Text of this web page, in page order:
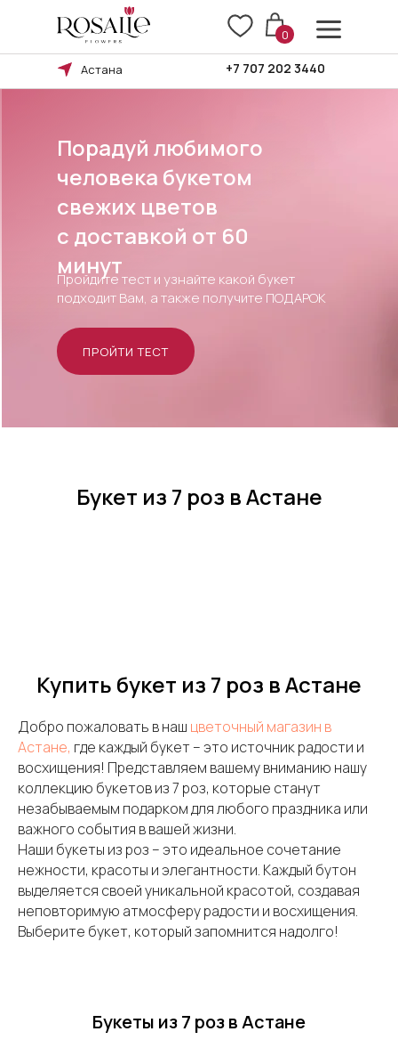
+7 707 202 3440
ПОВОД
0
Астана
Оплата и доставка
Порадуй любимого
человека букетом
свежих цветов
c доставкой от 60
минут
Пройдите тест и узнайте какой букет
подходит Вам, а также получите ПОДАРОК
ПРОЙТИ ТЕСТ
Букет из 7 роз в Астане
Купить букет из 7 роз в Астане
Добро пожаловать в наш цветочный магазин в
Астане, где каждый букет – это источник радости и
восхищения! Представляем вашему вниманию нашу
коллекцию букетов из 7 роз, которые станут
незабываемым подарком для любого праздника или
важного события в вашей жизни.
Наши букеты из роз – это идеальное сочетание
нежности, красоты и элегантности. Каждый бутон
выделяется своей уникальной красотой, создавая
неповторимую атмосферу радости и восхищения.
Выберите букет, который запомнится надолго!
Букеты из 7 роз в Астане